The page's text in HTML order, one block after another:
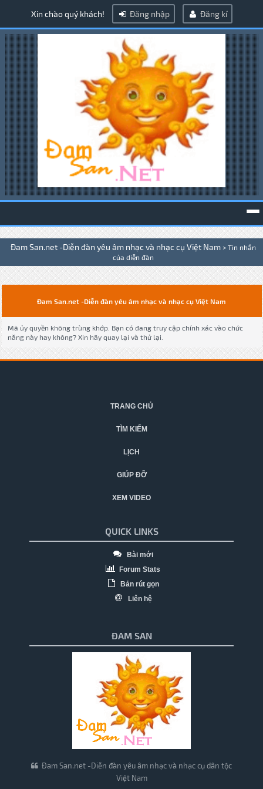
Xin chào quý khách! Đăng nhập Đăng kí
Đam San.net -Diễn đàn yêu âm nhạc và nhạc cụ Việt Nam > Tin nhắn
của diễn đàn
Đam San.net -Diễn đàn yêu âm nhạc và nhạc cụ Việt Nam
Mã ủy quyền không trùng khớp. Bạn có đang truy cập chính xác vào chức
năng này hay không? Xin hãy quay lại và thử lại.
TRANG CHỦ
TÌM KIẾM
LỊCH
GIÚP ĐỠ
XEM VIDEO
QUICK LINKS
Bài mới
Forum Stats
Bản rút gọn
Liên hệ
ĐAM SAN
Đam San.net -Diễn đàn yêu âm nhạc và nhạc cụ dân tộc
Việt Nam